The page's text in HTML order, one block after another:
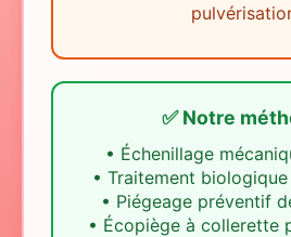
✅ Notre
• Échenillage
• Traitement
• Piégeage préventif
• Écopiège à collerette